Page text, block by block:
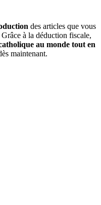
des articles que vous
à la déduction fiscale,
au monde tout en
maintenant.